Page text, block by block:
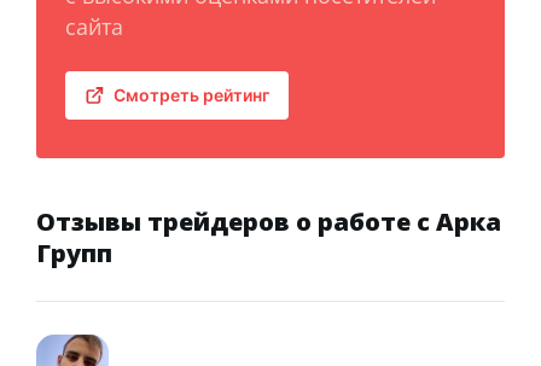
сайта
Смотреть рейтинг
Отзывы трейдеров о работе с Арка
Групп